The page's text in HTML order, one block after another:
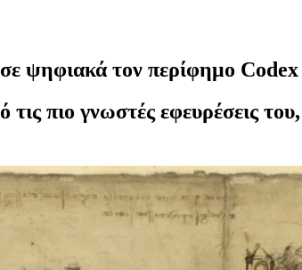
ψηφιακά τον περίφημο
πιο γνωστές εφευρέσεις